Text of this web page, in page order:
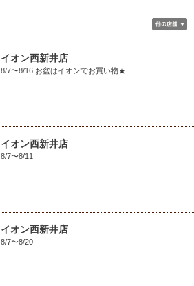
イオン西新井店
8/7〜8/16 お盆はイオンでお買い物★
イオン西新井店
8/7〜8/11
イオン西新井店
8/7〜8/20